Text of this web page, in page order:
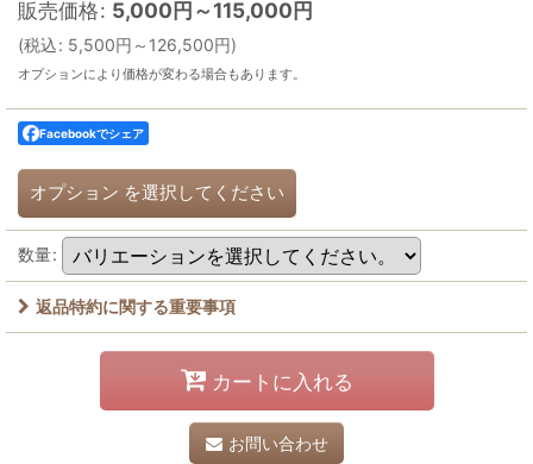
販売価格: 5,000円～115,000円
(税込: 5,500円 ～126,500円)
オプションにより価格が変わる場合もあります。
Facebookでシェア
オプション を選択してください
数量:
返品特約に関する重要事項
カートに入れる
お問い合わせ